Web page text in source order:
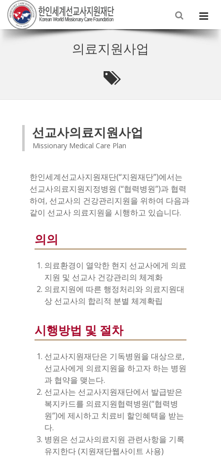
의료지원사업
선교사의료지원사업
Missionary Medical Care Plan
한인세계선교사지원재단(“지원재단”)에서는
선교사의료지원지정병원 (“협력병원”)과 협력
하여, 선교사의 건강관리지원을 위하여 다음과
같이 선교사 의료지원을 시행하고 있습니다.
의의
의료환경이 열악한 현지 선교사에게 의료
지원 및 선교사 건강관리의 체계화
의료지원에 따른 행정처리와 의료지원대
상 선교사의 합리적 분별 체계확립
시행방법 및 절차
선교사지원재단은 기독병원을 대상으로,
선교사에게 의료지원을 하고자 하는 병원
과 협약을 맺는다.
선교사는 선교사지원재단에서 발급받은
복지카드를 의료지원협력병원(“협력병
원”)에 제시하고 치료비 할인혜택을 받는
다.
병원은 선교사의료지원 관련사항을 기록
유지한다 (지원재단웹사이트 사용)